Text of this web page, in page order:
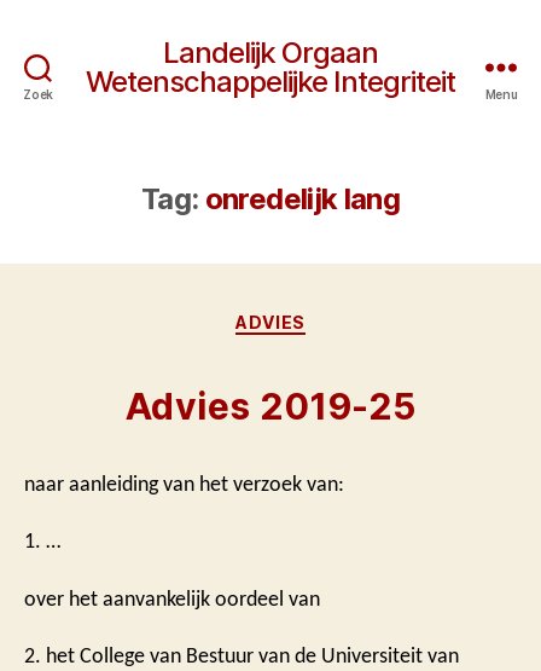
Zoek
Landelijk Orgaan
Wetenschappelijke Integriteit
Menu
Tag: onredelijk lang
Categorieën
ADVIES
Advies 2019-25
naar aanleiding van het verzoek van:
1. …
over het aanvankelijk oordeel van
2. het College van Bestuur van de Universiteit van